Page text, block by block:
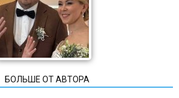
БОЛЬШЕ ОТ АВТОРА